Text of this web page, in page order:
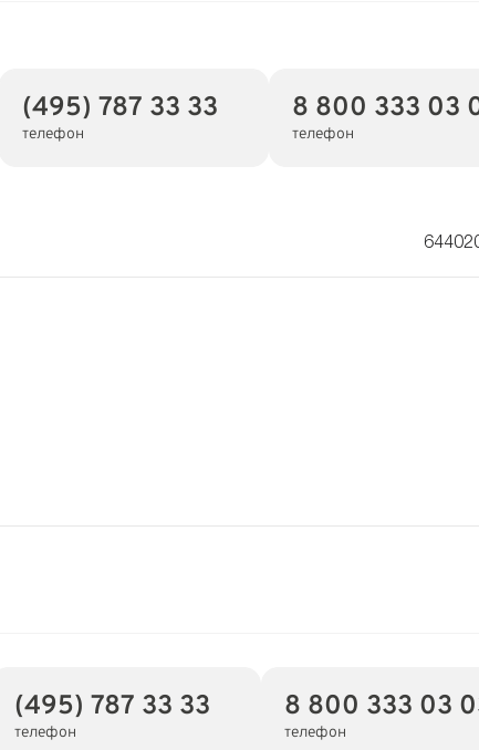
(495) 787 33 33
телефон
8 800 333 03
телефон
(495) 787 33 33
телефон
8 800 333 03
телефон